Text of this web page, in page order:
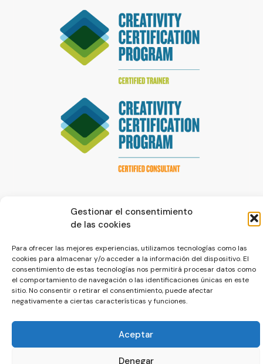
Gestionar el consentimiento
de las cookies
Para ofrecer las mejores experiencias, utilizamos tecnologías como las
cookies para almacenar y/o acceder a la información del dispositivo. El
consentimiento de estas tecnologías nos permitirá procesar datos como
el comportamiento de navegación o las identificaciones únicas en este
sitio. No consentir o retirar el consentimiento, puede afectar
negativamente a ciertas características y funciones.
Aceptar
Denegar
© La Servilleta - El Blog de Paco Prieto
Política de cookiesPolítica de privacidad